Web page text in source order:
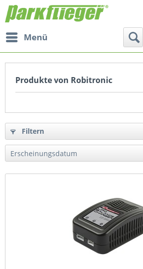
Menü
Produkte von Robitronic
Filtern